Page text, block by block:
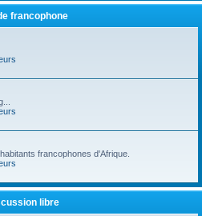
francophone
francophones d'Afrique.
libre